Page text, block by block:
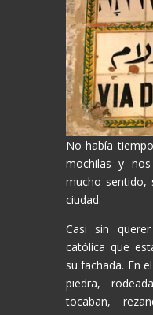
No había
mochilas y
mucho sentido,
ciudad.
Casi sin
católica que
su fachada. En
piedra,
tocaban,